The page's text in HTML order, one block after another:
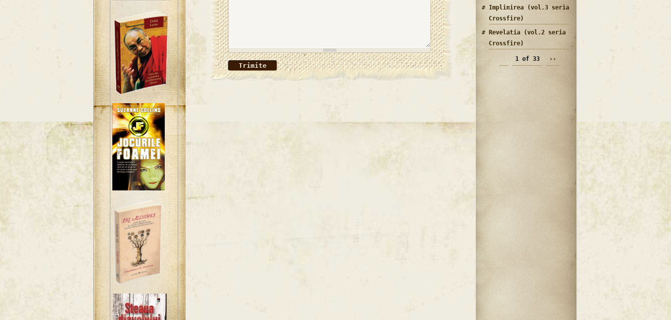
Implinirea (vol.3 seria
Crossfire)
Revelatia (vol.2 seria
Crossfire)
1 of 33 ››